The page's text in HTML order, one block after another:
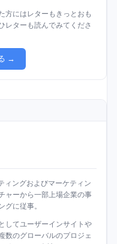
方にはレターもきっとおも
レターも読んでみてくださ
→
ィングおよびマーケティン
ャーから一部上場企業の事
に従事。
してユーザーインサイトや
数のグローバルのプロジェ